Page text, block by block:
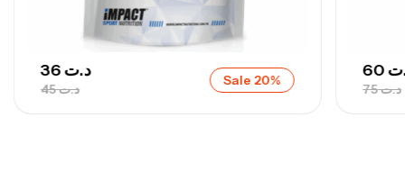
د.ت45
د.ت Sale 20%
د.ت75
60